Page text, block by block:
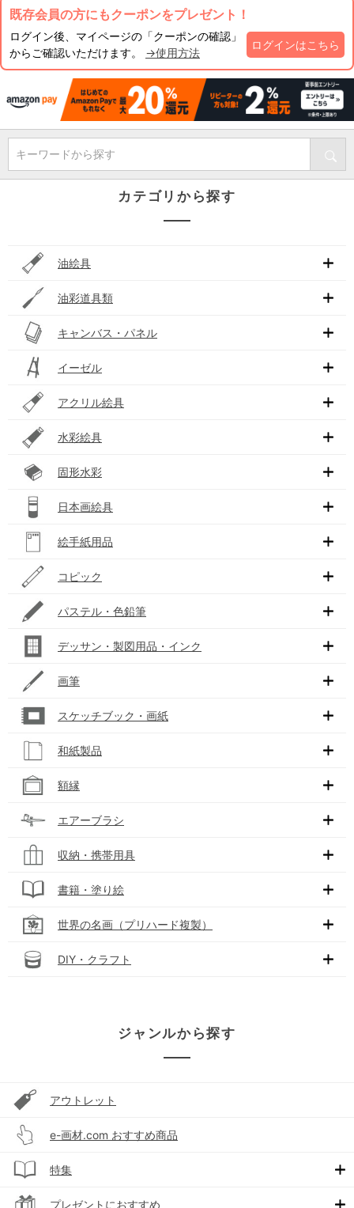
既存会員の方にもクーポンをプレゼント！
ログイン後、マイページの「クーポンの確認」
からご確認いただけます。 →使用方法
ログインはこちら
キーワードから探す
カテゴリから探す
油絵具
油彩道具類
キャンバス・パネル
イーゼル
アクリル絵具
水彩絵具
固形水彩
日本画絵具
絵手紙用品
コピック
パステル・色鉛筆
デッサン・製図用品・インク
画筆
スケッチブック・画紙
和紙製品
額縁
エアーブラシ
収納・携帯用具
書籍・塗り絵
世界の名画（プリハード複製）
DIY・クラフト
ジャンルから探す
アウトレット
e-画材.com おすすめ商品
特集
プレゼントにおすすめ